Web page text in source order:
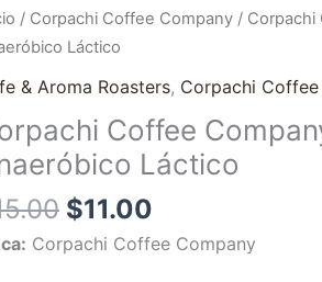
/ Corpachi Coffee Company / Corpachi
Láctico
& Aroma Roasters, Corpachi
Coffee
Láctico
El
precio
original
era:
$15.00.
$11.00
El
actual
es:
$11.00.
Corpachi Coffee Company